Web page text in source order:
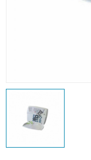
Yangın Alarm
Aksesuarlar
Plaka Tanıma Sistemi